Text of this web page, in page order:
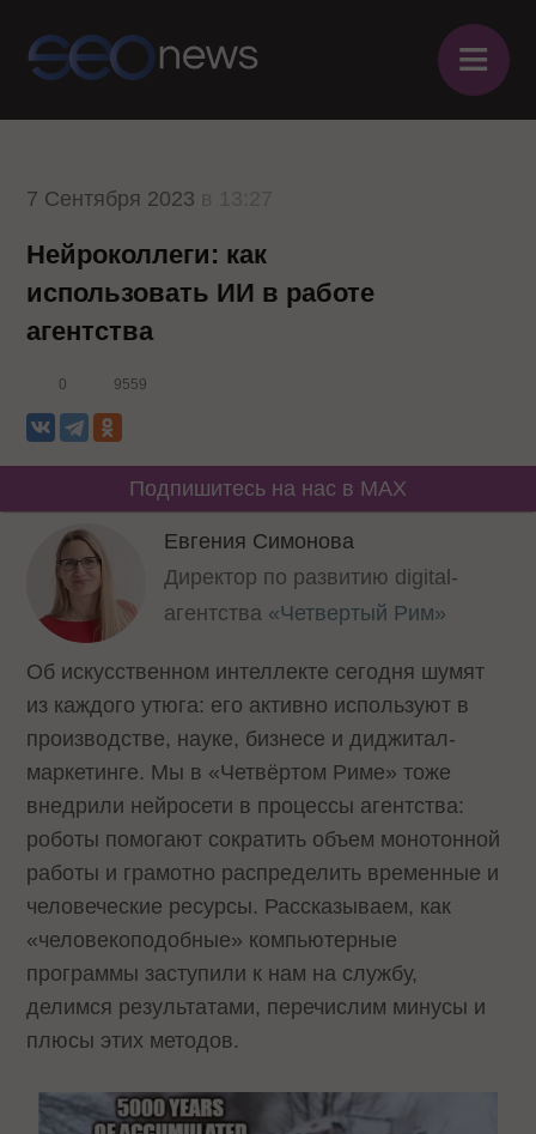
≡
7 Сентября 2023
Нейроколлеги: как
использовать ИИ в работе
агентства
0 9559
Подпишитесь на нас в MAX
Евгения Симонова
Директор по развитию digital-
агентства «Четвертый Рим»
Об искусственном интеллекте сегодня шумят
из каждого утюга: его активно используют в
производстве, науке, бизнесе и диджитал-
маркетинге. Мы в «Четвёртом Риме» тоже
внедрили нейросети в процессы агентства:
роботы помогают сократить объем монотонной
работы и грамотно распределить временные и
человеческие ресурсы. Рассказываем, как
«человекоподобные» компьютерные
программы заступили к нам на службу,
делимся результатами, перечислим минусы и
плюсы этих методов.